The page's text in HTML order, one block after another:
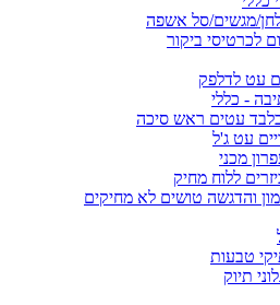
מגשים/סל אשפה
לכרטיסי ביקור
עט לדלפק
- כללי
עטים ראש סיכה
עט ג'ל
מכני
ללוח מחיק
והדגשה טושים לא מחיקים
טבעות
תיוק